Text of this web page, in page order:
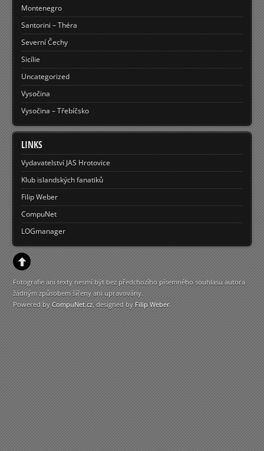
Montenegro
Santorini – Théra
Severní Čechy
Sicílie
Uncategorized
Vysočina
Vysočina – Třebíčsko
LINKS
Vydavatelství JAS Hrotovice
Klub islandských fanatiků
Filip Weber
CompuNet
LOGmanager
Fotografie ani texty nesmí být bez předchozího písemného souhlasu autora
žádným způsobem šířeny ani upravovány.
Powered byCompuNet.cz, designed byFilip Weber.